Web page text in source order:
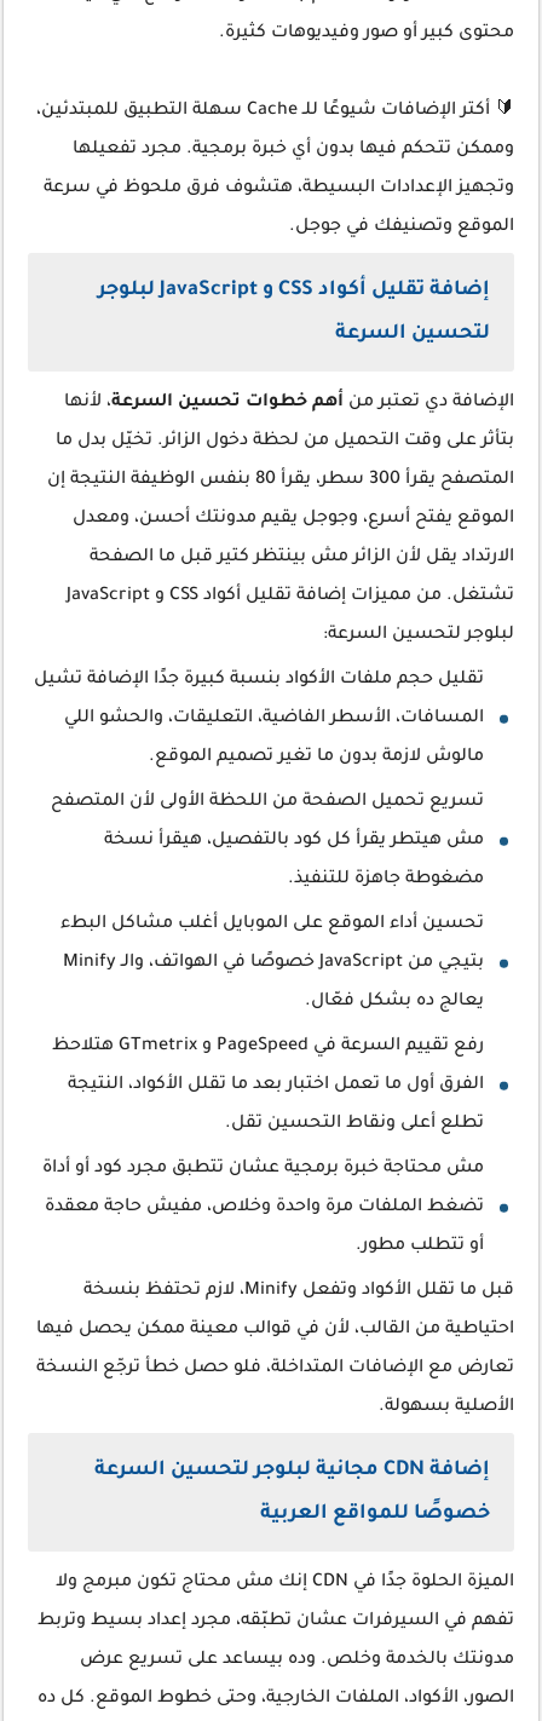
محتوى كبير أو صور وفيديوهات كثيرة.
🔰 أكتر الإضافات شيوعًا للـ Cache سهلة التطبيق للمبتدئين،
وممكن تتحكم فيها بدون أي خبرة برمجية. مجرد تفعيلها
وتجهيز الإعدادات البسيطة، هتشوف فرق ملحوظ في سرعة
الموقع وتصنيفك في جوجل.
إضافة تقليل أكواد CSS و JavaScript لبلوجر
لتحسين السرعة
الإضافة دي تعتبر من أهم خطوات تحسين السرعة، لأنها
بتأثر على وقت التحميل من لحظة دخول الزائر. تخيّل بدل ما
المتصفح يقرأ 300 سطر، يقرأ 80 بنفس الوظيفة النتيجة إن
الموقع يفتح أسرع، وجوجل يقيم مدونتك أحسن، ومعدل
الارتداد يقل لأن الزائر مش بينتظر كتير قبل ما الصفحة
تشتغل. من مميزات إضافة تقليل أكواد CSS و JavaScript
لبلوجر لتحسين السرعة:
تقليل حجم ملفات الأكواد بنسبة كبيرة جدًا الإضافة تشيل
المسافات، الأسطر الفاضية، التعليقات، والحشو اللي
مالوش لازمة بدون ما تغير تصميم الموقع.
تسريع تحميل الصفحة من اللحظة الأولى لأن المتصفح
مش هيتطر يقرأ كل كود بالتفصيل، هيقرأ نسخة
مضغوطة جاهزة للتنفيذ.
تحسين أداء الموقع على الموبايل أغلب مشاكل البطء
بتيجي من JavaScript خصوصًا في الهواتف، والـ Minify
يعالج ده بشكل فعّال.
رفع تقييم السرعة في PageSpeed و GTmetrix هتلاحظ
الفرق أول ما تعمل اختبار بعد ما تقلل الأكواد، النتيجة
تطلع أعلى ونقاط التحسين تقل.
مش محتاجة خبرة برمجية عشان تتطبق مجرد كود أو أداة
تضغط الملفات مرة واحدة وخلاص، مفيش حاجة معقدة
أو تتطلب مطور.
قبل ما تقلل الأكواد وتفعل Minify، لازم تحتفظ بنسخة
احتياطية من القالب، لأن في قوالب معينة ممكن يحصل فيها
تعارض مع الإضافات المتداخلة، فلو حصل خطأ ترجّع النسخة
الأصلية بسهولة.
إضافة CDN مجانية لبلوجر لتحسين السرعة
خصوصًا للمواقع العربية
الميزة الحلوة جدًا في CDN إنك مش محتاج تكون مبرمج ولا
تفهم في السيرفرات عشان تطبّقه، مجرد إعداد بسيط وتربط
مدونتك بالخدمة وخلص. وده بيساعد على تسريع عرض
الصور، الأكواد، الملفات الخارجية، وحتى خطوط الموقع. كل ده